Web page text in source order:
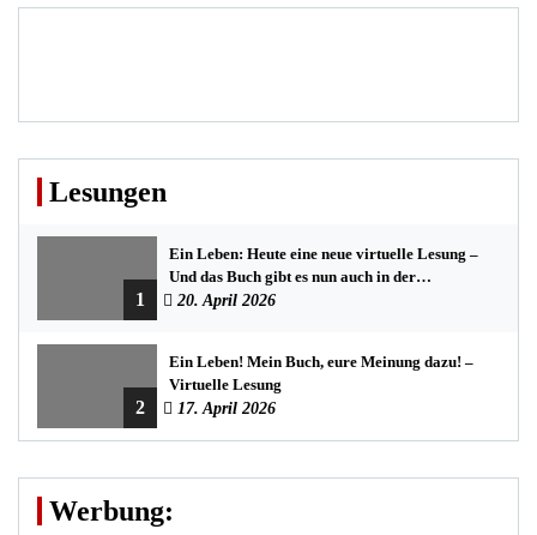
Lesungen
1
Ein Leben: Heute eine neue virtuelle Lesung –
Und das Buch gibt es nun auch in der
Bredstedter Stadtbuchhandlung
20. April 2026
2
Ein Leben! Mein Buch, eure Meinung dazu! –
Virtuelle Lesung
17. April 2026
Werbung: